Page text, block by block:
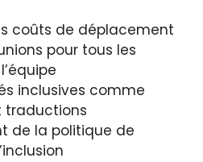
coûts de déplacement
pour tous les
inclusives comme
traductions
de la politique de